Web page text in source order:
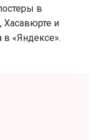
в
Хасавюрте и
в «Яндексе».